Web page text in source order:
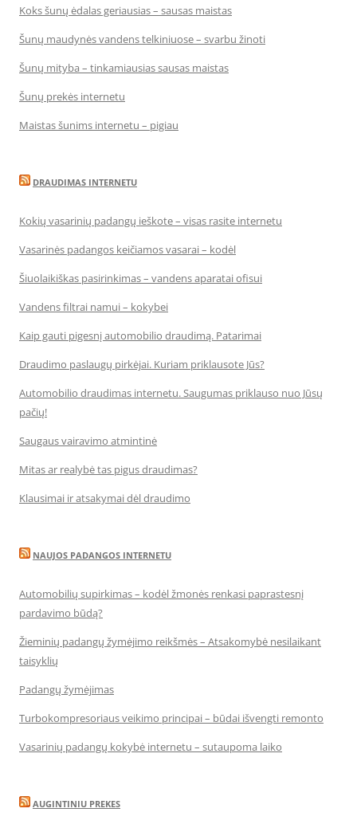
Koks šunų ėdalas geriausias – sausas maistas
Šunų maudynės vandens telkiniuose – svarbu žinoti
Šunų mityba – tinkamiausias sausas maistas
Šunų prekės internetu
Maistas šunims internetu – pigiau
DRAUDIMAS INTERNETU
Kokių vasarinių padangų ieškote – visas rasite internetu
Vasarinės padangos keičiamos vasarai – kodėl
Šiuolaikiškas pasirinkimas – vandens aparatai ofisui
Vandens filtrai namui – kokybei
Kaip gauti pigesnį automobilio draudimą. Patarimai
Draudimo paslaugų pirkėjai. Kuriam priklausote Jūs?
Automobilio draudimas internetu. Saugumas priklauso nuo Jūsų
pačių!
Saugaus vairavimo atmintinė
Mitas ar realybė tas pigus draudimas?
Klausimai ir atsakymai dėl draudimo
NAUJOS PADANGOS INTERNETU
Automobilių supirkimas – kodėl žmonės renkasi paprastesnį
pardavimo būdą?
Žieminių padangų žymėjimo reikšmės – Atsakomybė nesilaikant
taisyklių
Padangų žymėjimas
Turbokompresoriaus veikimo principai – būdai išvengti remonto
Vasarinių padangų kokybė internetu – sutaupoma laiko
AUGINTINIU PREKES